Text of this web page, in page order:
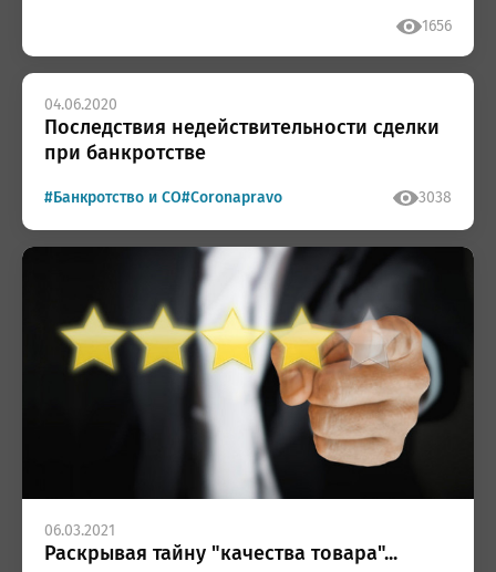
1656
04.06.2020
Последствия недействительности сделки
при банкротстве
#Банкротство и СО#Coronapravo 3038
06.03.2021
Раскрывая тайну "качества товара"...